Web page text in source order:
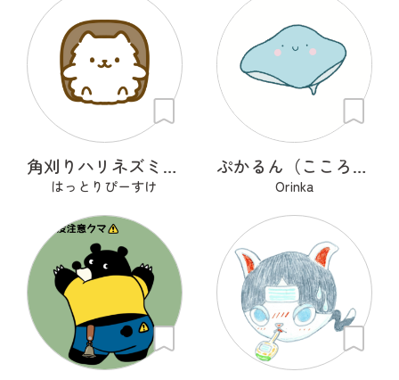
角刈りハリネズミくん
はっとりぴーすけ
ぷかるん（こころの海を旅するエイ）
Orinka